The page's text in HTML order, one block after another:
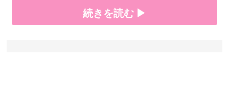
続きを読む ▶